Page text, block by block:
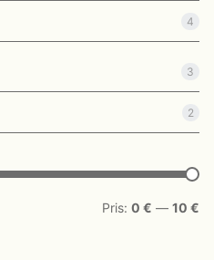
4
3
2
Pris: 0 € — 10 €